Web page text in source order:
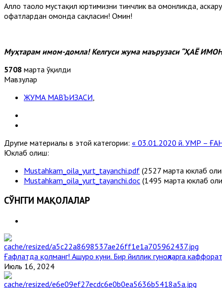
Аллоҳ таоло мустақил юртимизни тинчлик ва омонликда,
офатлардан омонда сақласин! Омин!
Муҳтарам имом-домла! Келгуси жума маърузаси “ҲАЁ
5708 марта ўқилди
Мавзулар
ЖУМА МАВЪИЗАСИ
Другие материалы в этой категории: « 03.01.2020 й. УМР –
Юклаб олиш:
Mustahkam_oila_yurt_tayanchi.pdf (2527 марта юклаб
Mustahkam_oila_yurt_tayanchi.doc (1495 марта юклаб
СЎНГГИ МАҚОЛАЛАР
Ғафлатда қолманг! Ашуро куни. Бир йиллик гуноҳларга
Июль 16, 2024